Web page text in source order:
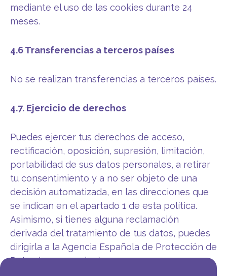
mediante el uso de las cookies durante 24
meses.
4.6 Transferencias a terceros países
No se realizan transferencias a terceros países.
4.7. Ejercicio de derechos
Puedes ejercer tus derechos de acceso,
rectificación, oposición, supresión, limitación,
portabilidad de sus datos personales, a retirar
tu consentimiento y a no ser objeto de una
decisión automatizada, en las direcciones que
se indican en el apartado 1 de esta política.
Asimismo, si tienes alguna reclamación
derivada del tratamiento de tus datos, puedes
dirigirla a la Agencia Española de Protección de
Datos (www.aepd.es).